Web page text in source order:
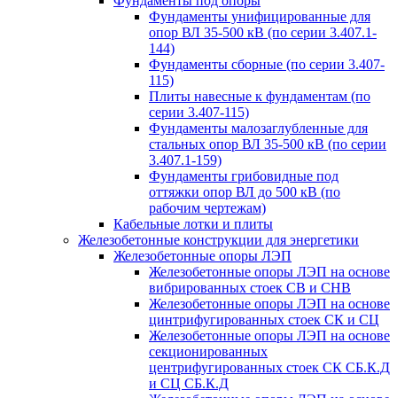
Фундаменты унифицированные для
опор ВЛ 35-500 кВ (по серии 3.407.1-
144)
Фундаменты сборные (по серии 3.407-
115)
Плиты навесные к фундаментам (по
серии 3.407-115)
Фундаменты малозаглубленные для
стальных опор ВЛ 35-500 кВ (по серии
3.407.1-159)
Фундаменты грибовидные под
оттяжки опор ВЛ до 500 кВ (по
рабочим чертежам)
Кабельные лотки и плиты
Железобетонные конструкции для энергетики
Железобетонные опоры ЛЭП
Железобетонные опоры ЛЭП на основе
вибрированных стоек СВ и СНВ
Железобетонные опоры ЛЭП на основе
цинтрифугированных стоек СК и СЦ
Железобетонные опоры ЛЭП на основе
секционированных
центрифугированных стоек СК СБ.К.Д
и СЦ СБ.К.Д